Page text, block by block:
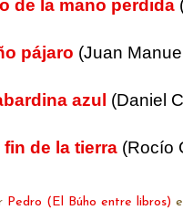
de la mano perdida
pájaro (Juan
azul (Daniel
fin de la tierra (Rocío
Pedro (El Búho entre libros)